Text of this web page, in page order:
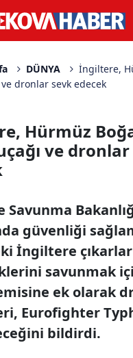
DÜNYA
İngiltere,
ve dronlar sevk edecek
Hürmüz
ve
güvenliği
İngiltere
savunmak
ek olarak
Eurofighter
bildirdi.